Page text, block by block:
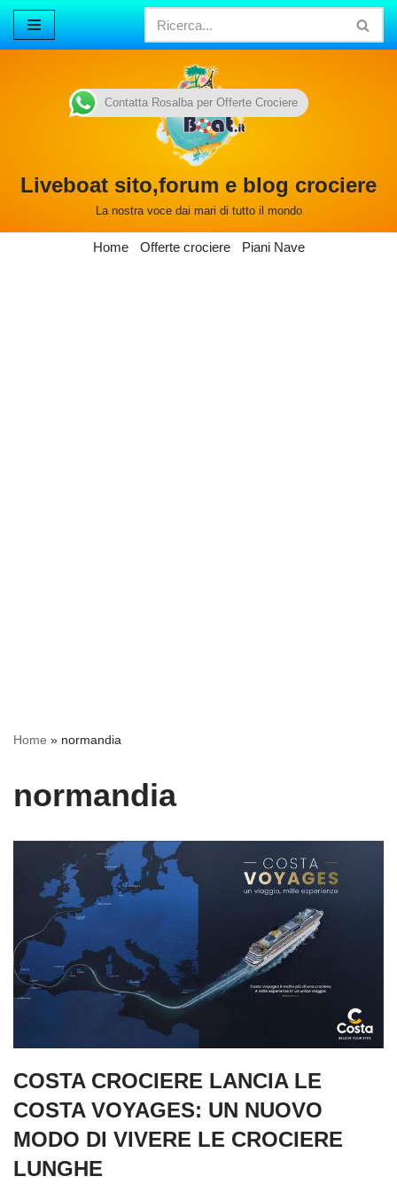
Vai
Liveboat sito,forum e blog crociere
La nostra voce dai mari di tutto il mondo
Home Offerte crociere Piani Nave
Home » normandia
normandia
COSTA CROCIERE LANCIA LE
COSTA VOYAGES: UN NUOVO
MODO DI VIVERE LE CROCIERE
LUNGHE
Contatta Rosalba per Offerte Crociere